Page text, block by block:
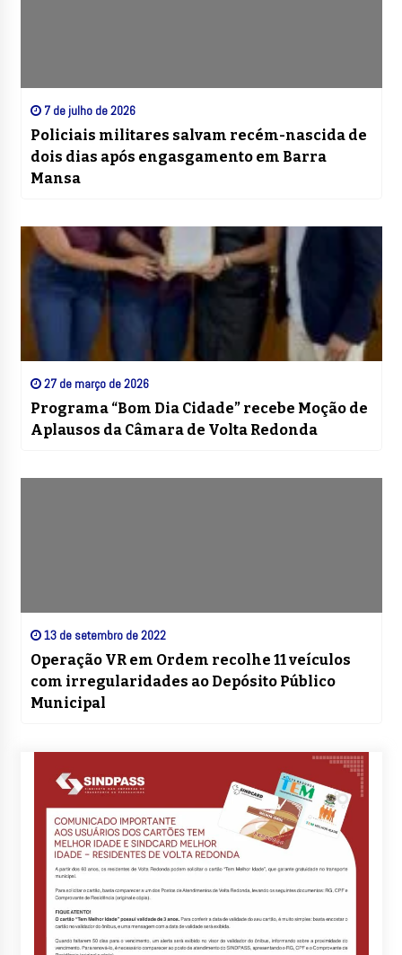
7 de julho de 2026
Policiais militares salvam recém-nascida de
dois dias após engasgamento em Barra
Mansa
27 de março de 2026
Programa “Bom Dia Cidade” recebe Moção de
Aplausos da Câmara de Volta Redonda
13 de setembro de 2022
Operação VR em Ordem recolhe 11 veículos
com irregularidades ao Depósito Público
Municipal